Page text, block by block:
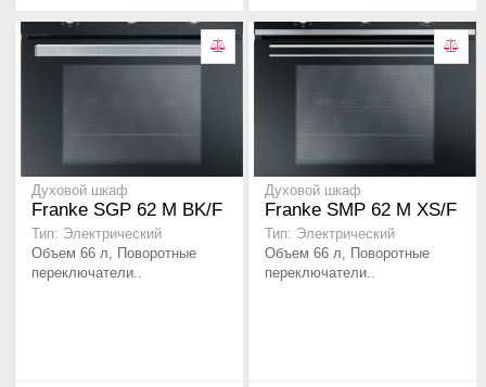
Духовой шкаф
Franke SGP 62 M BK/F
Тип: Электрический
Объем 66 л, Поворотные
переключатели..
Духовой шкаф
Franke SMP 62 M XS/F
Тип: Электрический
Объем 66 л, Поворотные
переключатели..